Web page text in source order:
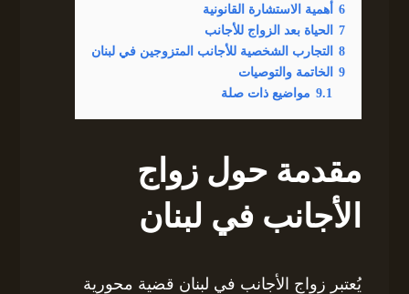
6 أهمية الاستشارة القانونية
7 الحياة بعد الزواج للأجانب
8 التجارب الشخصية للأجانب المتزوجين في لبنان
9 الخاتمة والتوصيات
9.1 مواضيع ذات صلة
مقدمة حول زواج
الأجانب في لبنان
يُعتبر زواج الأجانب في لبنان قضية محورية